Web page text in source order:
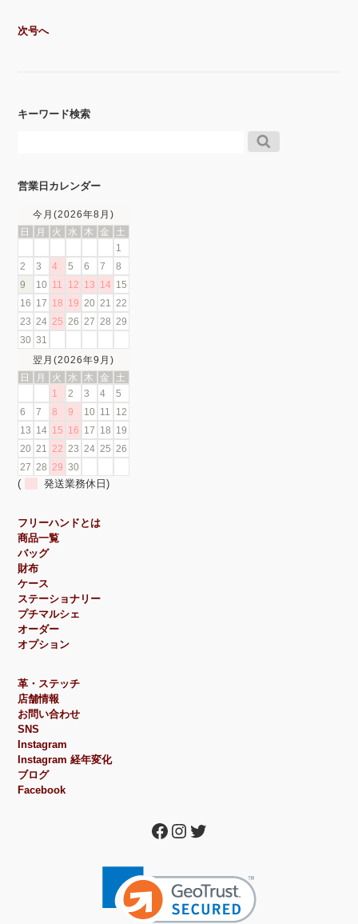
次号へ
キーワード検索
営業日カレンダー
今月(2026年8月)
日
月 火 水 木 金
土
1
2
3 4 5 6 7
8
9
10 11 12 13 14
15
16
17 18 19 20 21
22
23
24 25 26 27 28
29
30 31
翌月(2026年9月)
日
月 火 水 木 金
土
1
2 3 4
5
6
7 8 9 10 11
12
13
14 15 16 17 18
19
20 21 22 23 24 25
26
27
28 29 30
( 発送業務休日)
フリーハンドとは
商品一覧
バッグ
財布
ケース
ステーショナリー
プチマルシェ
オーダー
オプション
革・ステッチ
店舗情報
お問い合わせ
SNS
Instagram
Instagram 経年変化
ブログ
Facebook